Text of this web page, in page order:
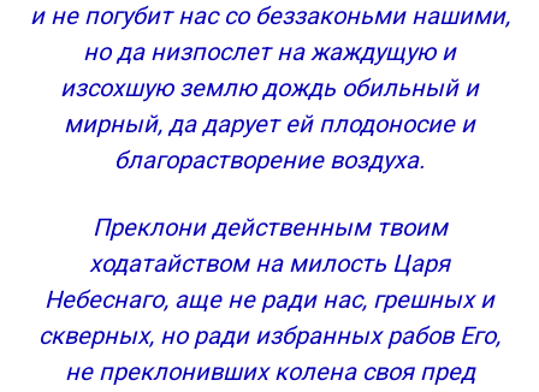
и не погубит нас со беззаконьми нашими,
но да низпослет на жаждущую и
изсохшую землю дождь обильный и
мирный, да дарует ей плодоносие и
благорастворение воздуха.
Преклони действенным твоим
ходатайством на милость Царя
Небеснаго, аще не ради нас, грешных и
скверных, но ради избранных рабов Его,
не преклонивших колена своя пред